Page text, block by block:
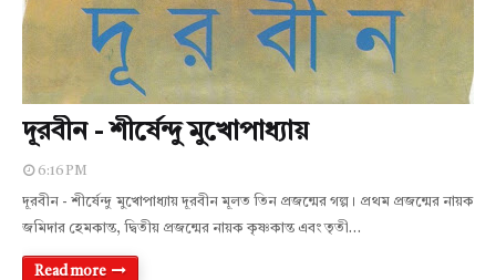
দূরবীন - শীর্ষেন্দু মুখোপাধ্যায়
6:16 PM
দূরবীন - শীর্ষেন্দু মুখোপাধ্যায় দূরবীন মূলত তিন প্রজন্মের গল্প। প্রথম প্রজন্মের নায়ক
জমিদার হেমকান্ত, দ্বিতীয় প্রজন্মের নায়ক কৃষ্ণকান্ত এবং তৃতী…
Read more